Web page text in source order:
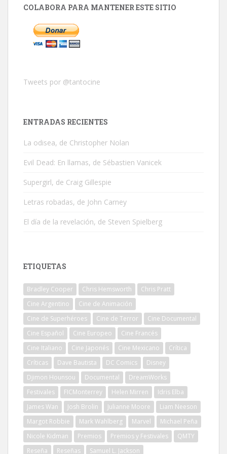
COLABORA PARA MANTENER ESTE SITIO
Tweets por @tantocine
ENTRADAS RECIENTES
La odisea, de Christopher Nolan
Evil Dead: En llamas, de Sébastien Vanicek
Supergirl, de Craig Gillespie
Letras robadas, de John Carney
El día de la revelación, de Steven Spielberg
ETIQUETAS
Bradley Cooper Chris Hemsworth
Chris Pratt
Cine Argentino
Cine de Animación
Cine de Superhéroes
Cine de Terror
Cine Documental
Cine Español
Cine Europeo
Cine Francés
Cine Italiano
Cine Japonés Cine Mexicano
Crítica
Críticas
Dave Bautista DC Comics
Disney
Djimon Hounsou
Documental
DreamWorks
Festivales
FICMonterrey Helen Mirren
Idris Elba
James Wan
Josh Brolin Julianne Moore
Liam Neeson
Margot Robbie
Mark Wahlberg Marvel
Michael Peña
Nicole Kidman
Premios Premios y Festivales
QMTY
Reseña
Reseñas Samuel L. Jackson